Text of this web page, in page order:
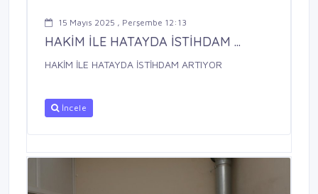
15 Mayıs 2025 , Perşembe 12:13
HAKİM İLE HATAYDA İSTİHDAM ...
HAKİM İLE HATAYDA İSTİHDAM ARTIYOR
İncele